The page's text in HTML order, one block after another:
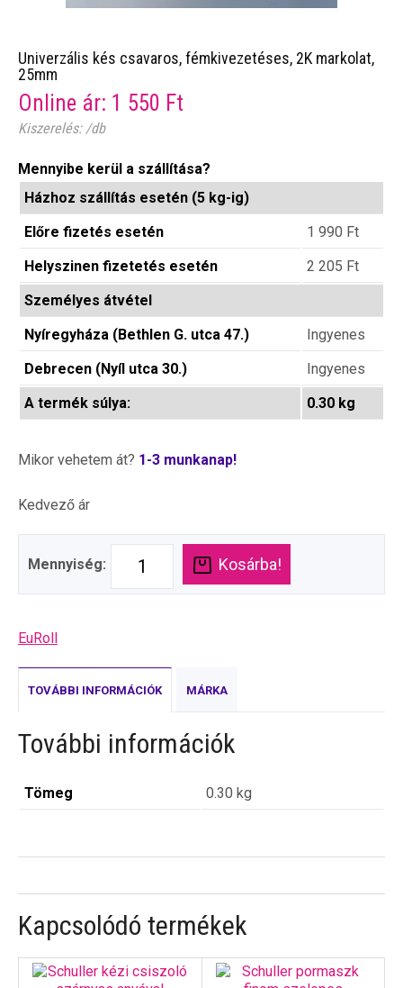
Univerzális kés csavaros, fémkivezetéses, 2K markolat,
25mm
Online ár: 1 550 Ft
Kiszerelés: /db
Mennyibe kerül a szállítása?
Házhoz szállítás esetén (5 kg-ig)
Előre fizetés esetén
1 990 Ft
Helyszinen fizetetés esetén
2 205 Ft
Személyes átvétel
Nyíregyháza (Bethlen G. utca 47.)
Ingyenes
Debrecen (Nyíl utca 30.)
Ingyenes
A termék súlya:
0.30 kg
Mikor vehetem át? 1-3 munkanap!
Kedvező ár
Mennyiség: Kosárba!
EuRoll
TOVÁBBI INFORMÁCIÓK MÁRKA
További információk
Tömeg 0.30 kg
Kapcsolódó termékek